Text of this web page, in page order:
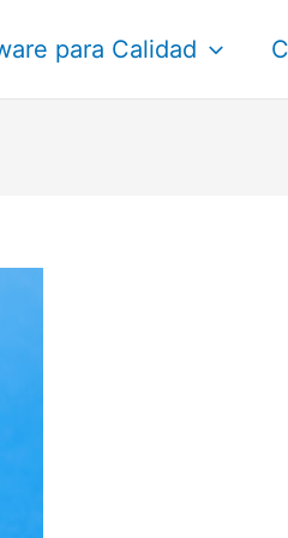
para Calidad